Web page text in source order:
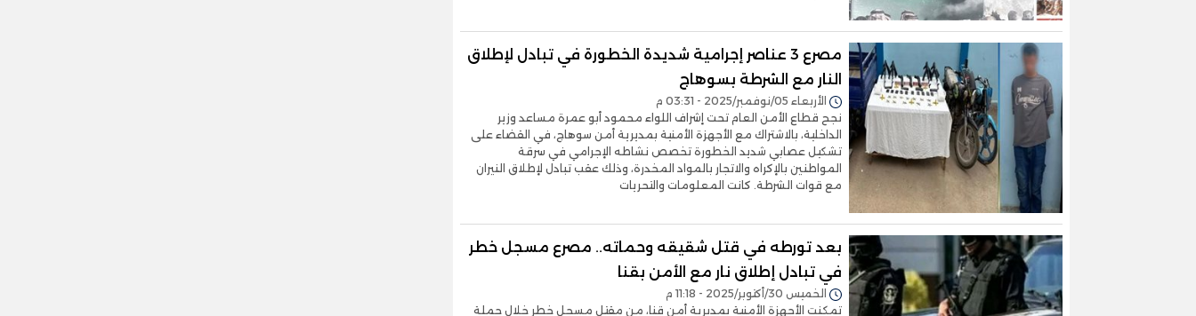
مصرع 3 عناصر إجرامية شديدة الخطورة في تبادل لإطلاق
النار مع الشرطة بسوهاج
الأربعاء 05/نوفمبر/2025 - 03:31 م
نجح قطاع الأمن العام تحت إشراف اللواء محمود أبو عمرة مساعد وزير
الداخلية، بالاشتراك مع الأجهزة الأمنية بمديرية أمن سوهاج، في القضاء على
تشكيل عصابي شديد الخطورة تخصص نشاطه الإجرامي في سرقة
المواطنين بالإكراه والاتجار بالمواد المخدرة، وذلك عقب تبادل لإطلاق النيران
مع قوات الشرطة. كانت المعلومات والتحريات
بعد تورطه في قتل شقيقه وحماته.. مصرع مسجل خطر
في تبادل إطلاق نار مع الأمن بقنا
الخميس 30/أكتوبر/2025 - 11:18 م
تمكنت الأجهزة الأمنية بمديرية أمن قنا، من مقتل مسجل خطر خلال حملة